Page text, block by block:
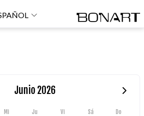
Junio 2026
Mi Ju Vi Sá Do